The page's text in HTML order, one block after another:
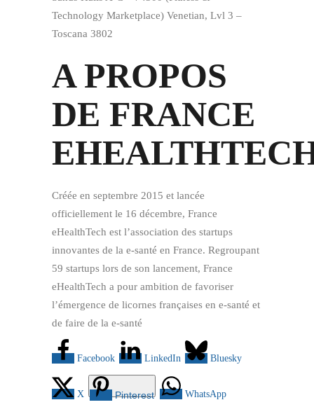
Technology Marketplace) Venetian, Lvl 3 –
Toscana 3802
A PROPOS
DE FRANCE
Créée en septembre 2015 et lancée
officiellement le 16 décembre, France
eHealthTech est l’association des startups
innovantes de la e-santé en France. Regroupant
59 startups lors de son lancement, France
eHealthTech a pour ambition de favoriser
l’émergence de licornes françaises en e-santé et
de faire de la e-santé
Facebook LinkedIn Bluesky
X Pinterest WhatsApp